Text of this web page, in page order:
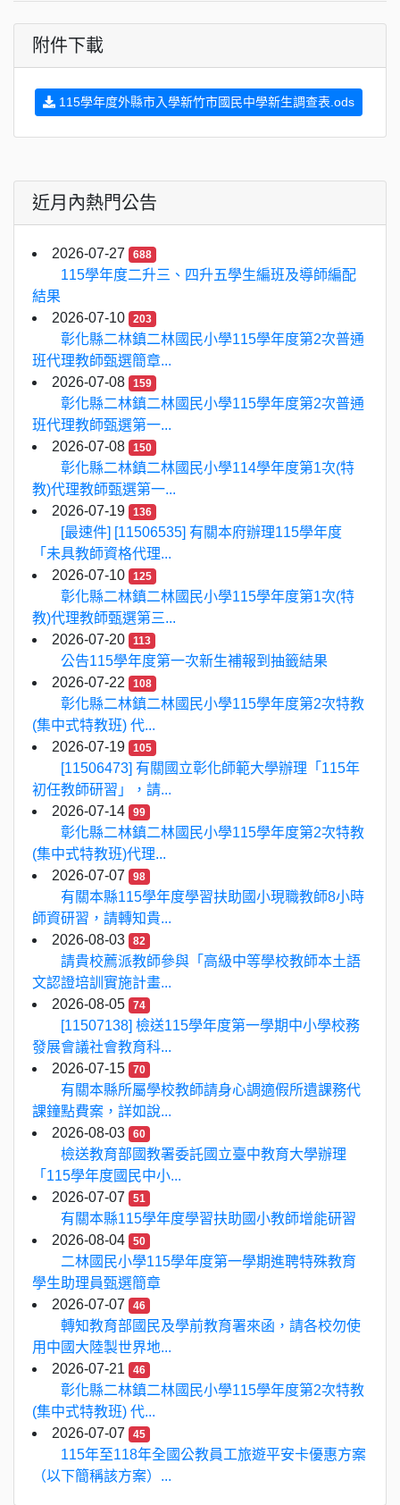
附件下載
115學年度外縣市入學新竹市國民中學新生調查表.ods
近月內熱門公告
2026-07-27 688
115學年度二升三、四升五學生編班及導師編配
結果
2026-07-10
203
彰化縣二林鎮二林國民小學115學年度第2次普通
班代理教師甄選簡章...
2026-07-08
159
彰化縣二林鎮二林國民小學115學年度第2次普通
班代理教師甄選第一...
2026-07-08
150
彰化縣二林鎮二林國民小學114學年度第1次(特
教)代理教師甄選第一...
2026-07-19
136
[最速件] [11506535] 有關本府辦理115學年度
「未具教師資格代理...
2026-07-10
125
彰化縣二林鎮二林國民小學115學年度第1次(特
教)代理教師甄選第三...
2026-07-20
113
公告115學年度第一次新生補報到抽籤結果
2026-07-22
108
彰化縣二林鎮二林國民小學115學年度第2次特教
(集中式特教班) 代...
2026-07-19
105
[11506473] 有關國立彰化師範大學辦理「115年
初任教師研習」，請...
2026-07-14
99
彰化縣二林鎮二林國民小學115學年度第2次特教
(集中式特教班)代理...
2026-07-07
98
有關本縣115學年度學習扶助國小現職教師8小時
師資研習，請轉知貴...
2026-08-03
82
請貴校薦派教師參與「高級中等學校教師本土語
文認證培訓實施計畫...
2026-08-05
74
[11507138] 檢送115學年度第一學期中小學校務
發展會議社會教育科...
2026-07-15
70
有關本縣所屬學校教師請身心調適假所遺課務代
課鐘點費案，詳如說...
2026-08-03
60
檢送教育部國教署委託國立臺中教育大學辦理
「115學年度國民中小...
2026-07-07
51
有關本縣115學年度學習扶助國小教師增能研習
2026-08-04
50
二林國民小學115學年度第一學期進聘特殊教育
學生助理員甄選簡章
2026-07-07
46
轉知教育部國民及學前教育署來函，請各校勿使
用中國大陸製世界地...
2026-07-21
46
彰化縣二林鎮二林國民小學115學年度第2次特教
(集中式特教班) 代...
2026-07-07
45
115年至118年全國公教員工旅遊平安卡優惠方案
（以下簡稱該方案）...